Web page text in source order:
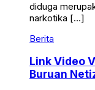
diduga
narkotika […]
Berita
Link Video
Buruan